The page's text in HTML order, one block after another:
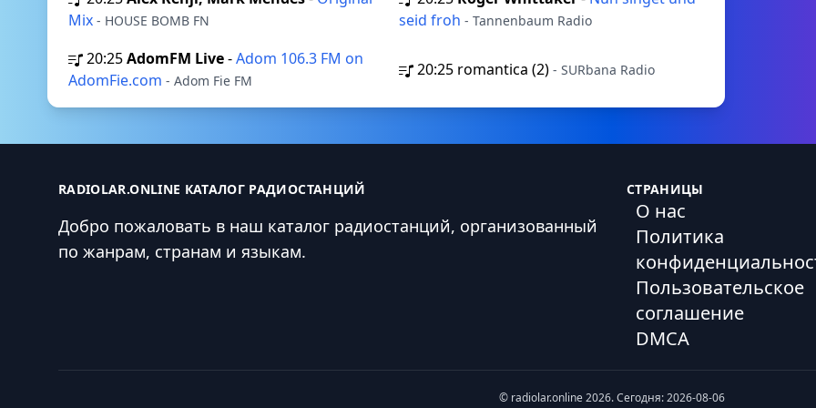
Mix - HOUSE BOMB FN
seid froh - Tannenbaum Radio
20:25AdomFM Live-Adom 106.3 FM on
AdomFie.com - Adom Fie FM
20:25 romantica (2) - SURbana Radio
RADIOLAR.ONLINE КАТАЛОГ РАДИОСТАНЦИЙ
Добро пожаловать в наш каталог радиостанций, организованный
по жанрам, странам и языкам.
СТРАНИЦЫ
О нас
Политика
Пользовательское
соглашение
DMCA
© radiolar.online 2026. Сегодня: 2026-08-06